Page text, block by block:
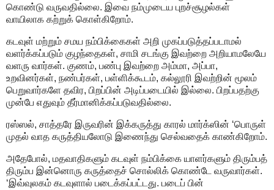
கொண்டு வருவதில்லை. இவை நம்முடைய புறச்சூழல்கள்
வாயிலாக கற்றுக் கொள்கிறோம்.
கடவுள் மற்றும் சமய நம்பிக்கைகள் அறி முகப்படுத்தப்படாமல்
வளர்க்கப்படும் குழந்தைகள், சாமி சடங்கு இவற்றை அறியாமலேயே
வளரு வார்கள். குணம், பண்பு இவற்றை அம்மா, அப்பா,
உறவினர்கள், நண்பர்கள், பள்ளிக்கூடம், கல்லூரி இவற்றின் மூலம்
பெறுவார்களே தவிர, பிறப்பின் அடிப்படையில் இல்லை. பிறப்பதற்கு
முன்பே எதுவும் தீர்மானிக்கப்படுவதில்லை.
ரஸ்ஸல், சாத்தரே இருவரின் இக்கருத்து காரல் மார்க்ஸின் ‘பொருள்
முதல் வாத கருத்தியலோடு இணைந்து செல்வதைக் காண்கிறோம்.
அதேபோல், மதவாதிகளும் கடவுள் நம்பிக்கை யாளர்களும் திரும்பத்
திரும்ப இன்னொரு கருத்தைச் சொல்லிக் கொண்டே வருவார்கள்.
‘இவ்வுலகம் கடவுளால் படைக்கப்பட்டது. படைப் பின்